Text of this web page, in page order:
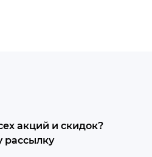
акций и скидок?
рассылку